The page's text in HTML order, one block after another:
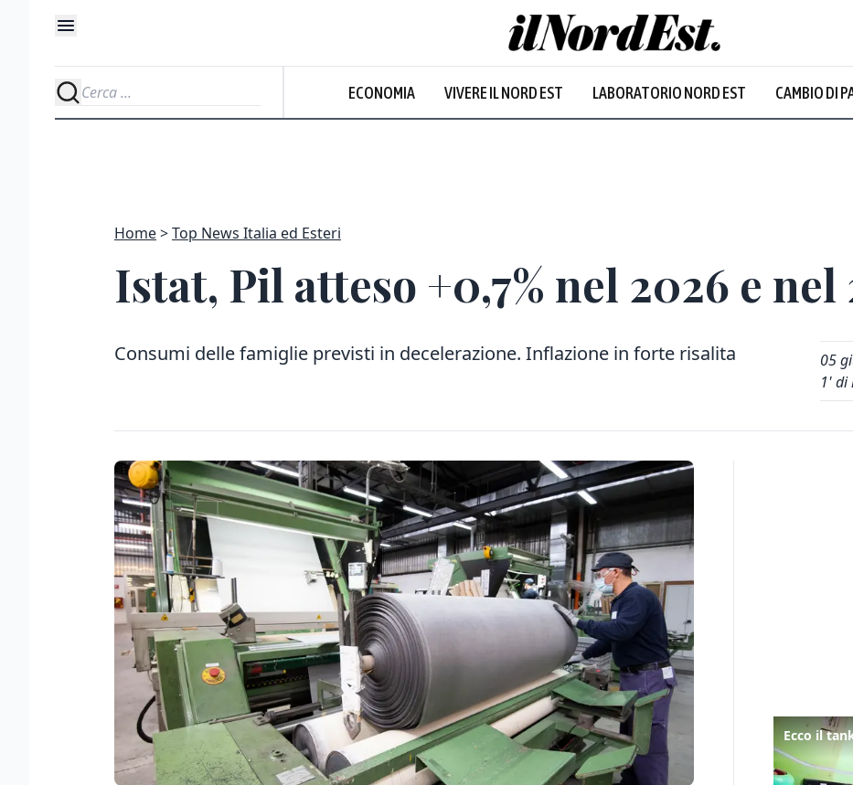
ECONOMIA VIVERE IL NORD EST LABORATORIO NORD EST CAMBIO DI
Prevalentemente
Home Top News Italia ed Esteri
Istat, Pil atteso +0,7% nel 2026 e nel
Consumi delle famiglie previsti in decelerazione. Inflazione in forte risalita
05
1' di